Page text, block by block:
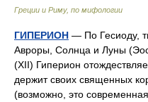
Греции и Риму, по мифологии
ГИПЕРИОН — По Гесиоду,
Авроры, Солнца и Луны
(XII) Гиперион
держит своих священных
(возможно, это